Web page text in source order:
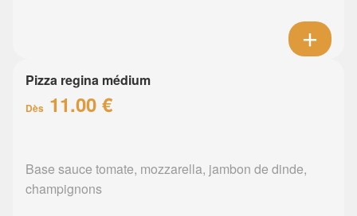
Pizza regina médium
Dès 11.00 €
Base sauce tomate, mozzarella, jambon de dinde,
champignons